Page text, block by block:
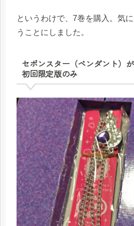
というわけで、7巻を購入。気
うことにしました。
セボンスター（ペンダント）
初回限定版のみ